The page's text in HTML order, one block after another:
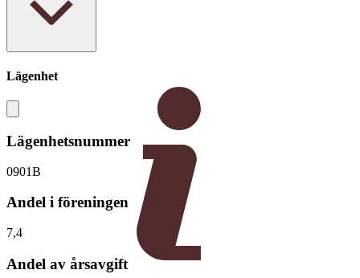
Lägenhet
Lägenhetsnummer
0901B
Andel i föreningen
7,4
Andel av årsavgift